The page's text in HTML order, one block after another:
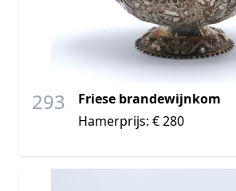
293
Friese brandewijnkom
Hamerprijs: € 280